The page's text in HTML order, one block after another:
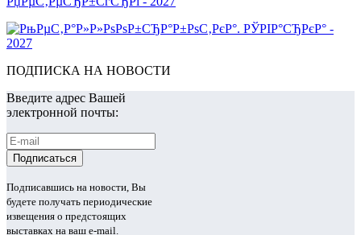
ПОДПИСКА НА НОВОСТИ
Введите адрес Вашей
электронной почты:
Подписавшись на новости, Вы
будете получать периодические
извещения о предстоящих
выставках на ваш e-mail.